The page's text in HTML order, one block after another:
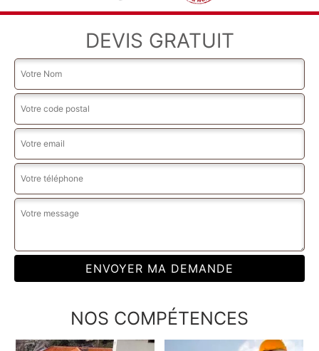
DEVIS GRATUIT
NOS COMPÉTENCES